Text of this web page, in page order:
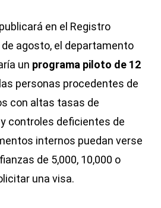
en el Registro
agosto, el departamento
un programa piloto de 12
personas procedentes de
con altas tasas de
controles deficientes de
internos puedan verse
de 5,000, 10,000 o
una visa.